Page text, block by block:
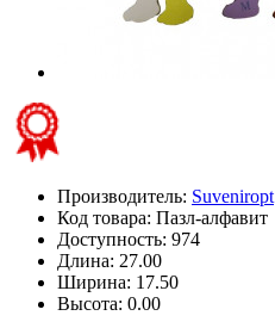
Производитель: Suveniropt
Код товара: Пазл-алфавит
Доступность: 974
Длина: 27.00
Ширина: 17.50
Высота: 0.00